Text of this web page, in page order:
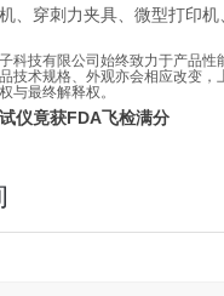
、穿刺力夹具、微型打印机
科技有限公司始终致力于产品性
技术规格、外观亦会相应改变，
与最终解释权。
仪竟获FDA飞检满分